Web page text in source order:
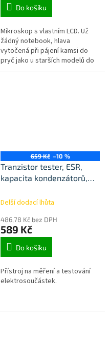
Do košíku
Mikroskop s vlastním LCD. Už
žádný notebook, hlava
vytočená při pájení kamsi do
pryč jako u starších modelů do
usb. Podstavec i stojan z kovu.
659 Kč –10 %
Tranzistor tester, ESR,
kapacita kondenzátorů,
Delší dodací lhůta
486,78 Kč bez DPH
589 Kč
Do košíku
Přístroj na měření a testování
elektrosoučástek.